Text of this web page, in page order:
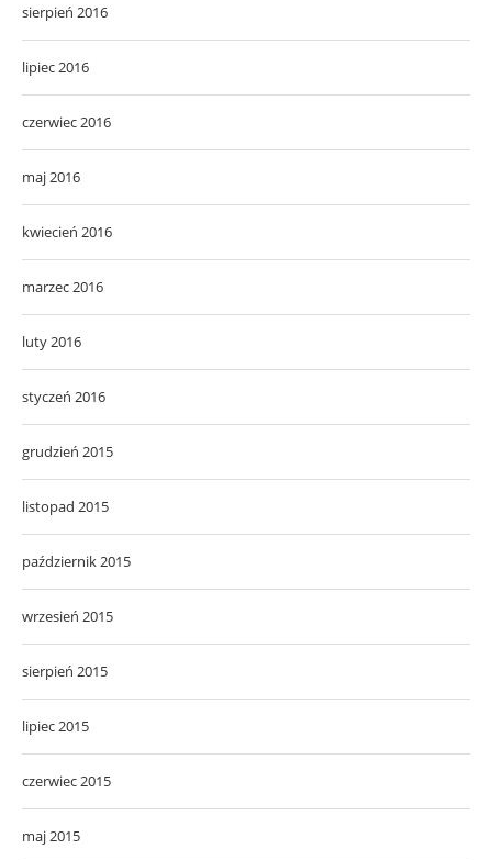
sierpień 2016
lipiec 2016
czerwiec 2016
maj 2016
kwiecień 2016
marzec 2016
luty 2016
styczeń 2016
grudzień 2015
listopad 2015
październik 2015
wrzesień 2015
sierpień 2015
lipiec 2015
czerwiec 2015
maj 2015